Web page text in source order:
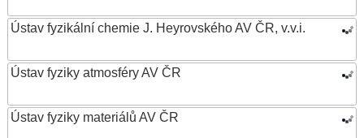
Ústav fyzikální chemie J. Heyrovského AV ČR, v.v.i.
Ústav fyziky atmosféry AV ČR
Ústav fyziky materiálů AV ČR